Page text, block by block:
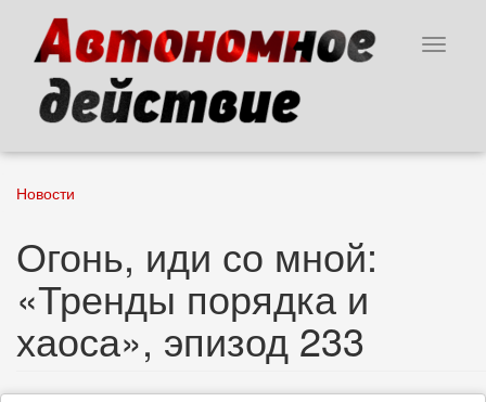
основному
содержанию
Toggle
Новости
Огонь, иди со мной:
«Тренды порядка и
хаоса», эпизод 233